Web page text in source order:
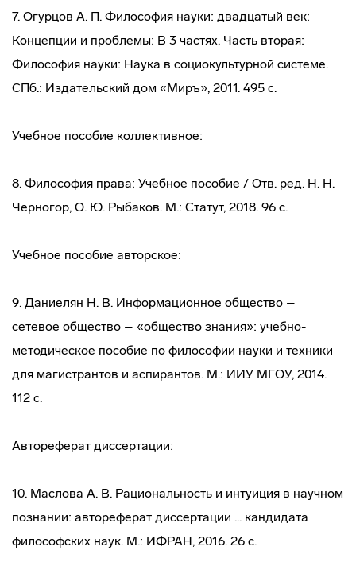
7. Огурцов А. П. Философия науки: двадцатый век:
Концепции и проблемы: В 3 частях. Часть вторая:
Философия науки: Наука в социокультурной системе.
СПб.: Издательский дом «Миръ», 2011. 495 с.
Учебное пособие коллективное:
8. Философия права: Учебное пособие / Отв. ред. Н. Н.
Черногор, О. Ю. Рыбаков. М.: Статут, 2018. 96 с.
Учебное пособие авторское:
9. Даниелян Н. В. Информационное общество –
сетевое общество – «общество знания»: учебно-
методическое пособие по философии науки и техники
для магистрантов и аспирантов. М.: ИИУ МГОУ, 2014.
112 с.
Автореферат диссертации:
10. Маслова А. В. Рациональность и интуиция в научном
познании: автореферат диссертации ... кандидата
философских наук. М.: ИФРАН, 2016. 26 с.